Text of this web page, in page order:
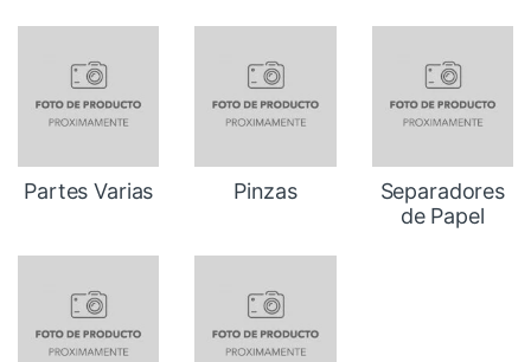
Partes Varias Pinzas
Separadores
de Papel